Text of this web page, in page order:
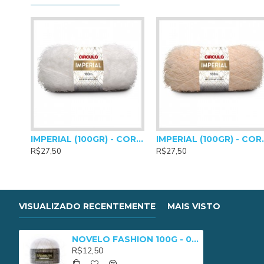
IMPERIAL (100GR) - COR 0010
R$27,50
R$27,50
VISUALIZADO RECENTEMENTE MAIS VISTO
NOVELO FASHION 100G - 0020
R$12,50